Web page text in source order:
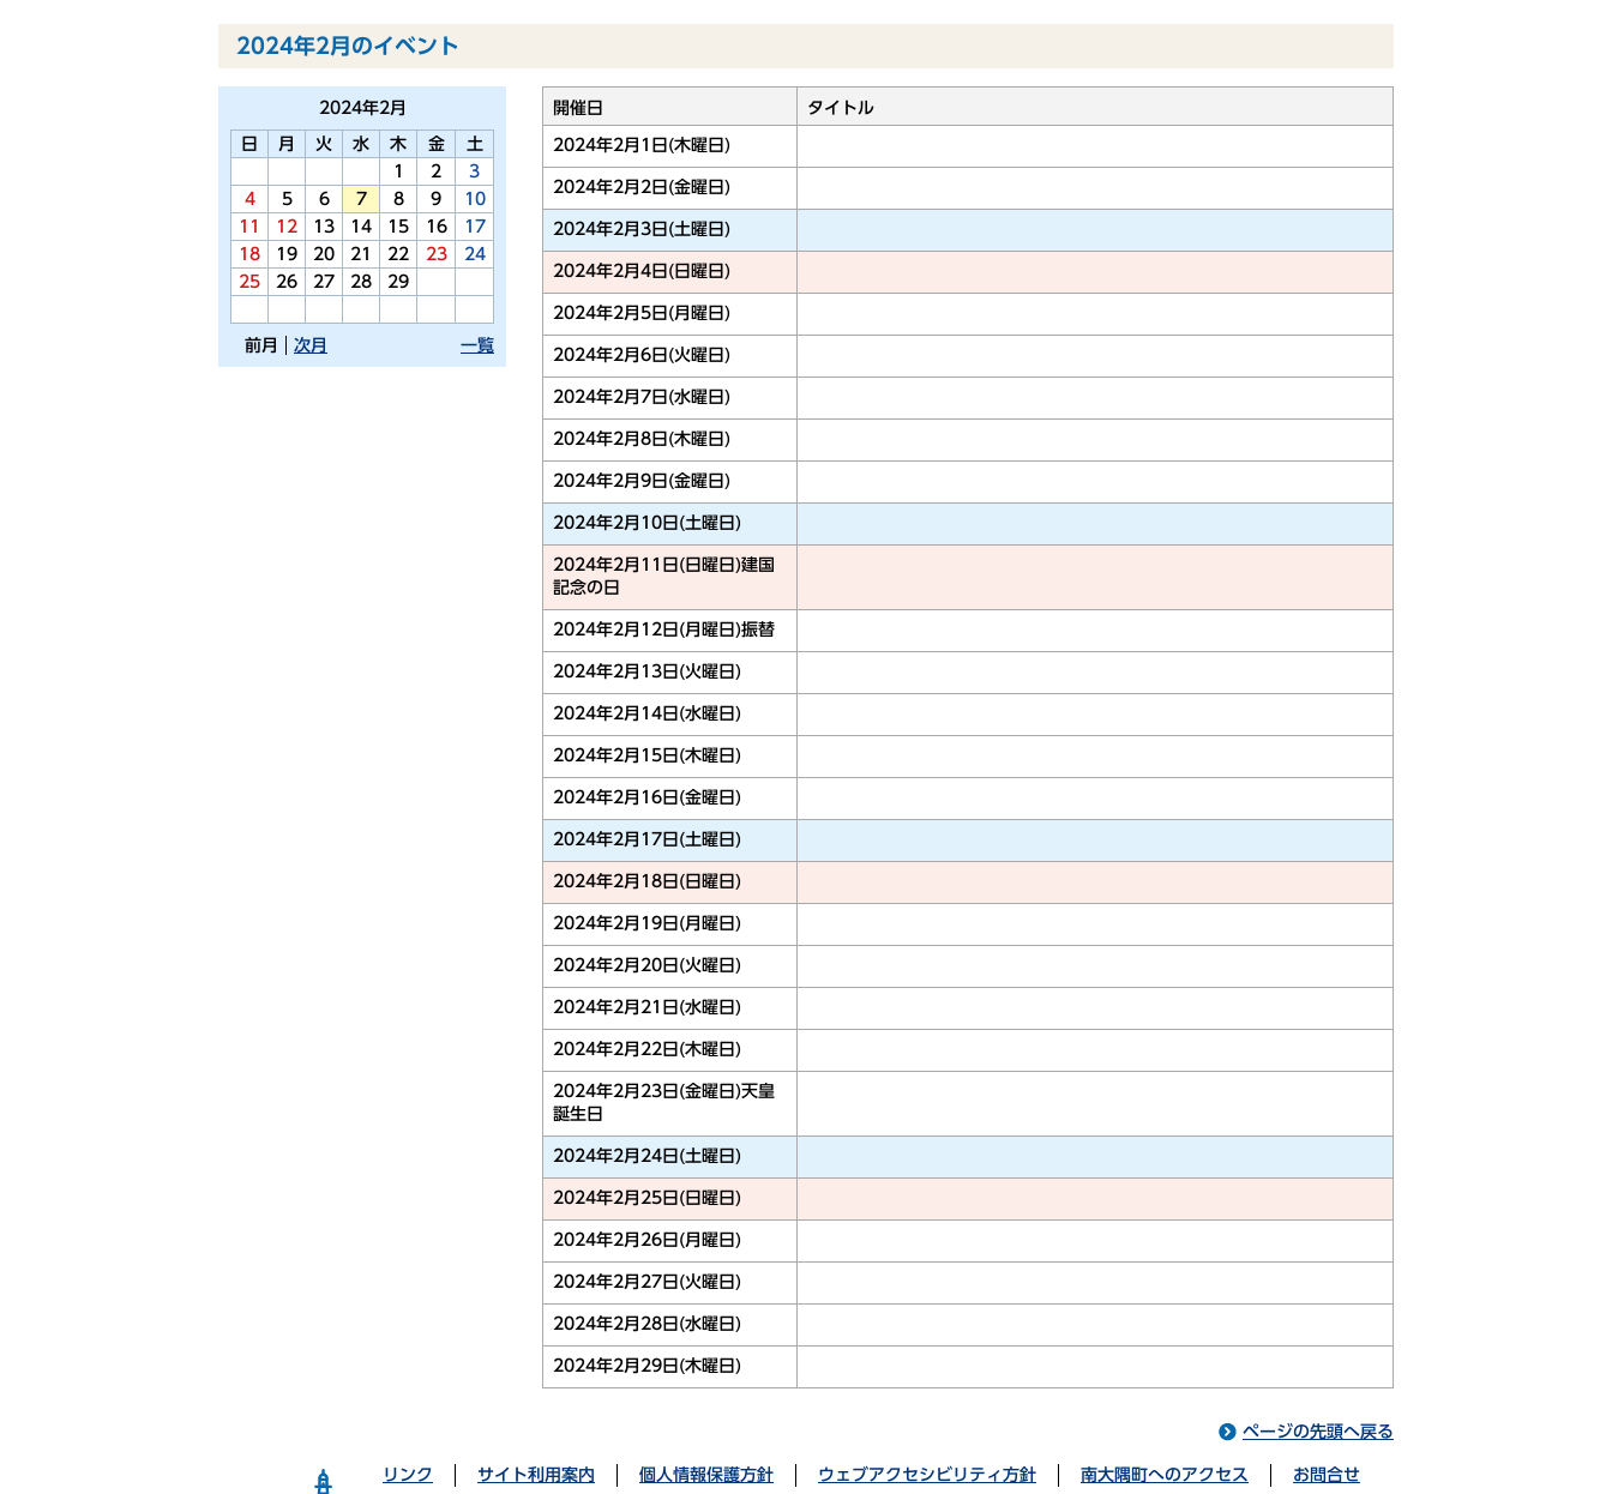
2024年2月のイベント
2024年2月
日 月 火 水 木 金
土
1
2
3
4
5 6 7 8 9
10
11
12 13 14 15 16
17
18
19 20 21 22 23
24
25
26 27 28 29
前月 一覧
次月
開催日 タイトル
2024年2月1日(木曜日)
2024年2月2日(金曜日)
2024年2月3日(土曜日)
2024年2月4日(日曜日)
2024年2月5日(月曜日)
2024年2月6日(火曜日)
2024年2月7日(水曜日)
2024年2月8日(木曜日)
2024年2月9日(金曜日)
2024年2月10日(土曜日)
2024年2月11日(日曜日)建国
記念の日
2024年2月12日(月曜日)振替
2024年2月13日(火曜日)
2024年2月14日(水曜日)
2024年2月15日(木曜日)
2024年2月16日(金曜日)
2024年2月17日(土曜日)
2024年2月18日(日曜日)
2024年2月19日(月曜日)
2024年2月20日(火曜日)
2024年2月21日(水曜日)
2024年2月22日(木曜日)
2024年2月23日(金曜日)天皇
誕生日
2024年2月24日(土曜日)
2024年2月25日(日曜日)
2024年2月26日(月曜日)
2024年2月27日(火曜日)
2024年2月28日(水曜日)
2024年2月29日(木曜日)
ページの先頭へ戻る
リンク サイト利用案内 個人情報保護方針 ウェブアクセシビリティ方針 南大隅町へのアクセス お問合せ